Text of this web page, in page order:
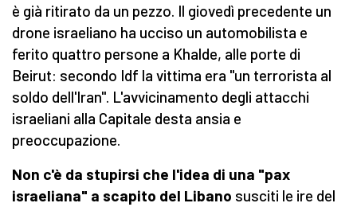
è già ritirato da un pezzo. Il giovedì precedente un
drone israeliano ha ucciso un automobilista e
ferito quattro persone a Khalde, alle porte di
Beirut: secondo Idf la vittima era "un terrorista al
soldo dell'Iran". L'avvicinamento degli attacchi
israeliani alla Capitale desta ansia e
preoccupazione.
Non c'è da stupirsi che l'idea di una "pax
israeliana" a scapito del Libano susciti le ire del